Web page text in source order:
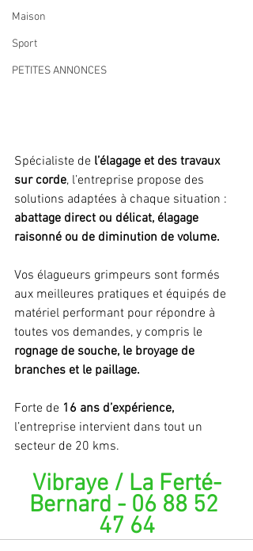
Maison
Sport
PETITES ANNONCES
Spécialiste de l’élagage et des travaux
sur corde, l’entreprise propose des
solutions adaptées à chaque situation :
abattage direct ou délicat, élagage
raisonné ou de diminution de volume.
Vos élagueurs grimpeurs sont formés
aux meilleures pratiques et équipés de
matériel performant pour répondre à
toutes vos demandes, y compris le
rognage de souche, le broyage de
branches et le paillage.
Forte de 16 ans d’expérience,
l’entreprise intervient dans tout un
secteur de 20 kms.
Vibraye / La Ferté-
Bernard - 06 88 52
47 64